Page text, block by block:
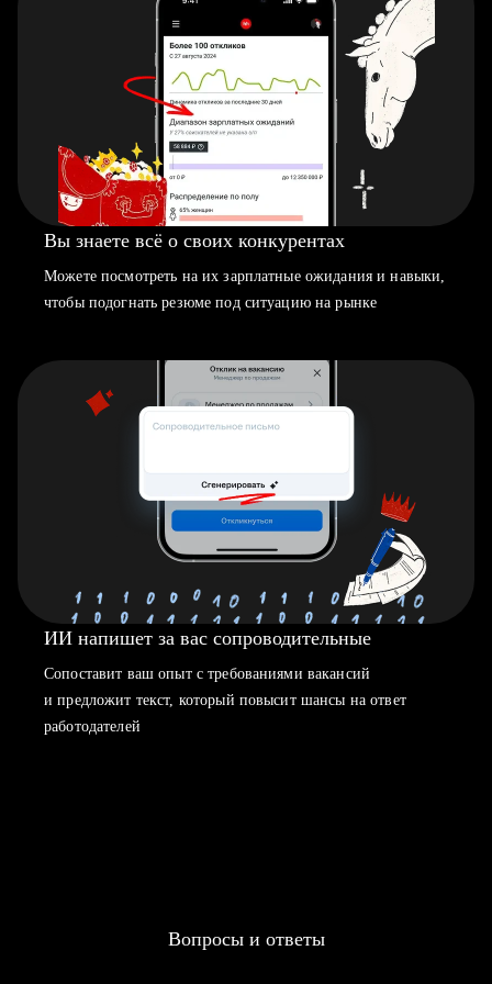
Вы знаете всё о своих конкурентах
Можете посмотреть на их зарплатные ожидания и навыки,
чтобы подогнать резюме под ситуацию на рынке
ИИ напишет за вас сопроводительные
Сопоставит ваш опыт с требованиями вакансий
и предложит текст, который повысит шансы на ответ
работодателей
Вопросы и ответы